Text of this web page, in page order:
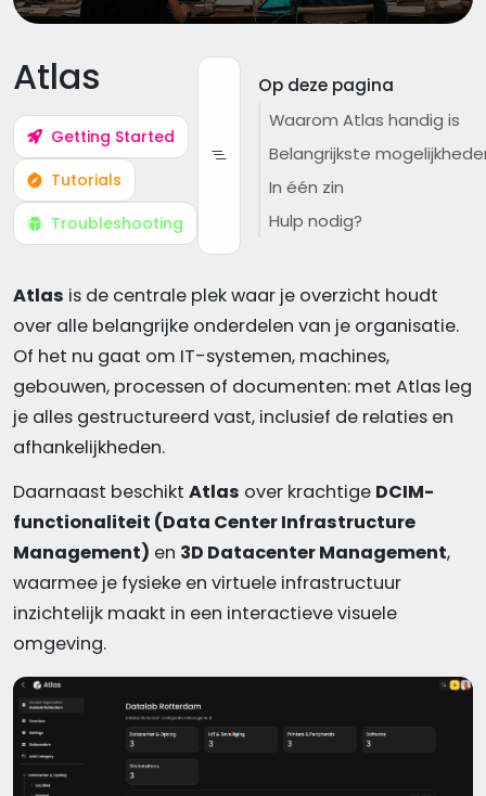
Atlas
Getting Started
Tutorials
Troubleshooting
Op deze pagina
Waarom Atlas handig is
Belangrijkste
In één zin
Hulp nodig?
Atlas is de centrale plek waar je overzicht houdt
over alle belangrijke onderdelen van je organisatie.
Of het nu gaat om IT-systemen, machines,
gebouwen, processen of documenten: met Atlas leg
je alles gestructureerd vast, inclusief de relaties en
afhankelijkheden.
Daarnaast beschikt Atlas over krachtige DCIM-
functionaliteit (Data Center Infrastructure
Management) en 3D Datacenter Management,
waarmee je fysieke en virtuele infrastructuur
inzichtelijk maakt in een interactieve visuele
omgeving.